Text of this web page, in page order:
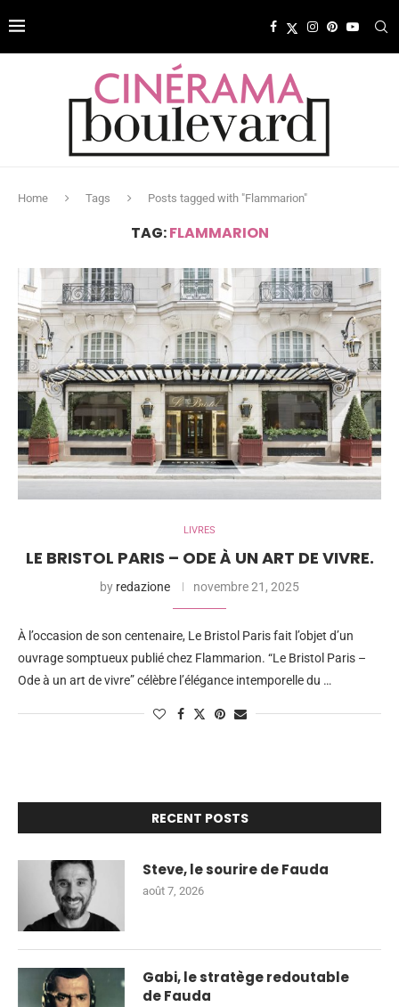
Home Tags Posts tagged with "Flammarion"
TAG:FLAMMARION
LIVRES
LE BRISTOL PARIS – ODE À UN ART DE VIVRE.
by redazione novembre 21, 2025
À l’occasion de son centenaire, Le Bristol Paris fait l’objet d’un
ouvrage somptueux publié chez Flammarion. “Le Bristol Paris –
Ode à un art de vivre” célèbre l’élégance intemporelle du …
RECENT POSTS
Steve, le sourire de Fauda
août 7, 2026
Gabi, le stratège redoutable
de Fauda